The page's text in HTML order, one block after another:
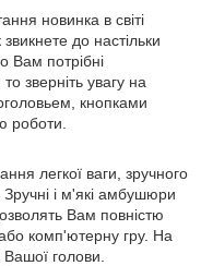
новинка в світі
до настільки
Вам потрібні
зверніть увагу на
кнопками
роботи.
легкої ваги, зручного
Зручні і м'які амбушюри
Вам повністю
комп'ютерну гру. На
голови.